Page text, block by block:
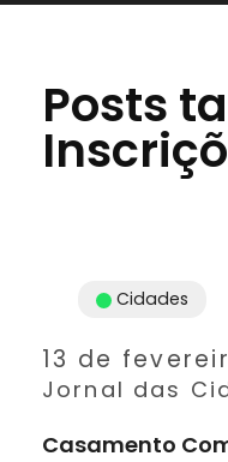
Posts
13 de
Jornal das
Cidades
Casamento